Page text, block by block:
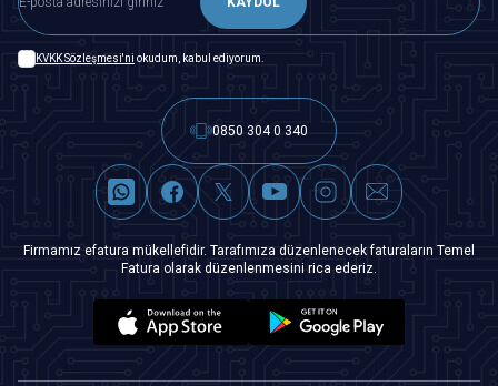
KVKK Sözleşmesi'ni okudum, kabul ediyorum.
0850 304 0 340
Firmamız efatura mükellefidir. Tarafımıza düzenlenecek faturaların Temel
Fatura olarak düzenlenmesini rica ederiz.